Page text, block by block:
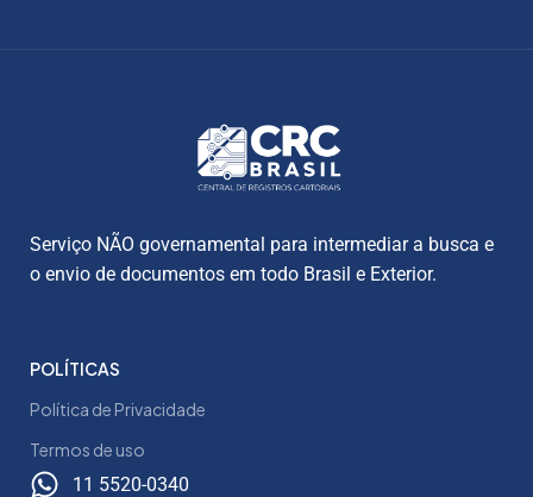
Serviço NÃO governamental para intermediar a busca e
o envio de documentos em todo Brasil e Exterior.
POLÍTICAS
Política de Privacidade
Termos de uso
11 5520-0340